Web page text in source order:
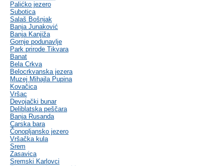
Palićko jezero
Subotica
Salaš Bošnjak
Banja Junaković
Banja Kanjiža
Gornje podunavlje
Park prirode Tikvara
Banat
Bela Crkva
Belocrkvanska jezera
Muzej Mihajla Pupina
Kovačica
Vršac
Devojački bunar
Deliblatska peščara
Banja Rusanda
Carska bara
Čonopljansko jezero
Vršačka kula
Srem
Zasavica
Sremski Karlovci